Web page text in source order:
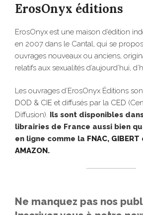
ErosOnyx éditions
ErosOnyx est une maison d’édition
en 2007 dans le Cantal, qui se
ouvrages nouveaux ou anciens,
relatifs aux sexualités d’aujourd’hui,
Les ouvrages d’ErosOnyx Éditions
DOD & CIE et diffusés par la CED
Diffusion). Ils sont disponibles
librairies de France aussi bien
en ligne comme la FNAC, GIBERT
AMAZON.
Ne manquez pas nos